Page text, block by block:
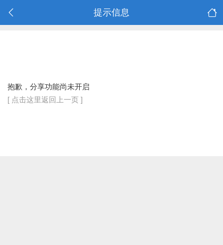
提示信息
抱歉，分享功能尚未开启
[ 点击这里返回上一页 ]